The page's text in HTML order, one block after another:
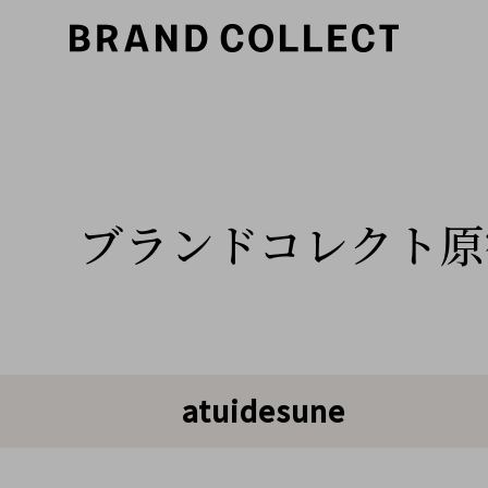
ブランドコレクト
atuidesune